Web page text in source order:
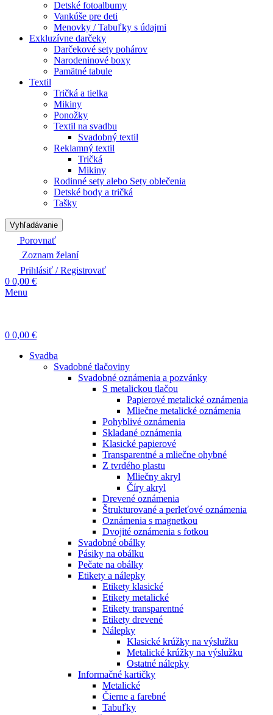
Detské fotoalbumy
Vankúše pre deti
Menovky / Tabuľky s údajmi
Exkluzívne darčeky
Darčekové sety pohárov
Narodeninové boxy
Pamätné tabule
Textil
Tričká a tielka
Mikiny
Ponožky
Textil na svadbu
Svadobný textil
Reklamný textil
Tričká
Mikiny
Rodinné sety alebo Sety oblečenia
Detské body a tričká
Tašky
Vyhľadávanie
Porovnať
Zoznam želaní
Prihlásiť / Registrovať
0 0,00 €
Menu
0 0,00 €
Svadba
Svadobné tlačoviny
Svadobné oznámenia a pozvánky
S metalickou tlačou
Papierové metalické oznámenia
Mliečne metalické oznámenia
Pohyblivé oznámenia
Skladané oznámenia
Klasické papierové
Transparentné a mliečne ohybné
Z tvrdého plastu
Mliečny akryl
Číry akryl
Drevené oznámenia
Štrukturované a perleťové oznámenia
Oznámenia s magnetkou
Dvojité oznámenia s fotkou
Svadobné obálky
Pásiky na obálku
Pečate na obálky
Etikety a nálepky
Etikety klasické
Etikety metalické
Etikety transparentné
Etikety drevené
Nálepky
Klasické krúžky na výslužku
Metalické krúžky na výslužku
Ostatné nálepky
Informačné kartičky
Metalické
Čierne a farebné
Tabuľky